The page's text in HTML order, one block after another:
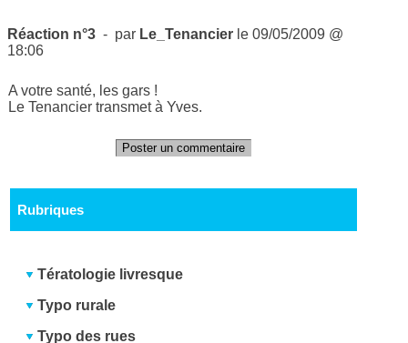
Réaction n°3 - par Le_Tenancier le 09/05/2009 @
18:06
A votre santé, les gars !
Le Tenancier transmet à Yves.
Poster un commentaire
Rubriques
Tératologie livresque
Typo rurale
Typo des rues